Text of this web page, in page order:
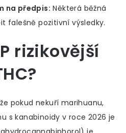
na předpis: Některá běžná
falešně pozitivní výsledky.
rizikovější
pokud nekuří marihuanu,
s kanabinoidy v roce 2026 je